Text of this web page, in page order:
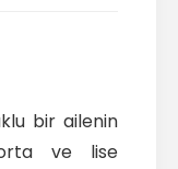
bir ailenin
ve lise